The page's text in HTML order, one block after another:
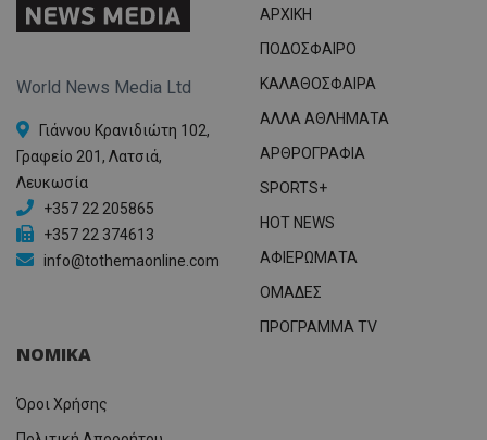
World News Media Ltd
Γιάννου Κρανιδιώτη 102,
Γραφείο 201, Λατσιά,
Λευκωσία
+357 22 205865
+357 22 374613
info@tothemaonline.com
ΑΡΧΙΚΗ
ΠΟΔΟΣΦΑΙΡΟ
ΚΑΛΑΘΟΣΦΑΙΡΑ
ΑΛΛΑ ΑΘΛΗΜΑΤΑ
ΑΡΘΡΟΓΡΑΦΙΑ
SPORTS+
HOT NEWS
ΑΦΙΕΡΩΜΑΤΑ
ΟΜΑΔΕΣ
ΠΡΟΓΡΑΜΜΑ TV
ΝΟΜΙΚΑ
Όροι Χρήσης